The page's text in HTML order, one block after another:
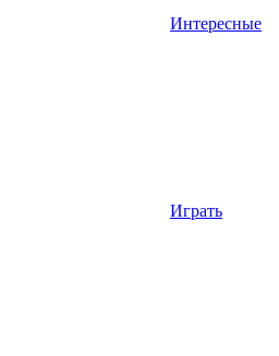
Интересные
Играть